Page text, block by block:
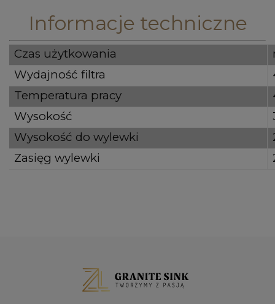
Informacje techniczne
Czas użytkowania
Wydajność filtra
Temperatura pracy
Wysokość
Wysokość do wylewki
Zasięg wylewki